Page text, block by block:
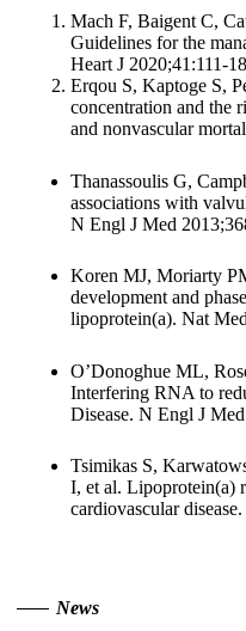
Mach F, Baigent C,
Guidelines for the
Heart J 2020;41:111-
Erqou S, Kaptoge S,
concentration and the
and nonvascular
Thanassoulis G,
associations with
N Engl J Med
Koren MJ, Moriarty
development and
lipoprotein(a). Nat
O’Donoghue ML,
Interfering RNA to
Disease. N Engl J
Tsimikas S,
I, et al. Lipoprotein(a)
cardiovascular
News